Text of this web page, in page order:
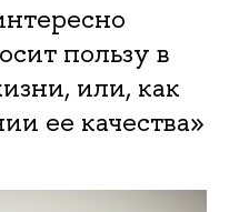
пользу в
или, как
ее качества»